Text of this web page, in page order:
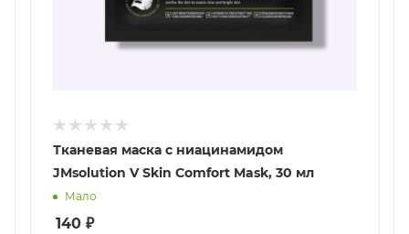
Тканевая маска с ниацинамидом
JMsolution V Skin Comfort Mask, 30 мл
Мало
140 ₽